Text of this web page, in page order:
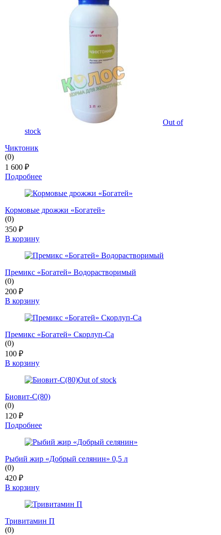
Out of
stock
Чиктоник
(0)
1 600 ₽
Подробнее
Кормовые дрожжи «Богатей»
(0)
350 ₽
В корзину
Премикс «Богатей» Водорастворимый
(0)
200 ₽
В корзину
Премикс «Богатей» Скорлуп-Са
(0)
100 ₽
В корзину
Out of stock
Биовит-С(80)
(0)
120 ₽
Подробнее
Рыбий жир «Добрый селянин» 0,5 л
(0)
420 ₽
В корзину
Тривитамин П
(0)